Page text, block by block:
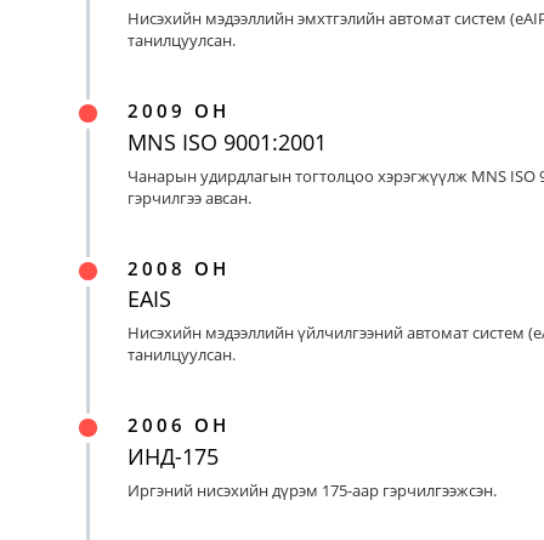
Нисэхийн мэдээллийн эмхтгэлийн автомат систем
танилцуулсан.
2009 ОН
MNS ISO 9001:2001
Чанарын удирдлагын тогтолцоо хэрэгжүүлж MNS ISO
гэрчилгээ авсан.
2008 ОН
EAIS
Нисэхийн мэдээллийн үйлчилгээний автомат систем
танилцуулсан.
2006 ОН
ИНД-175
Иргэний нисэхийн дүрэм 175-аар гэрчилгээжсэн.